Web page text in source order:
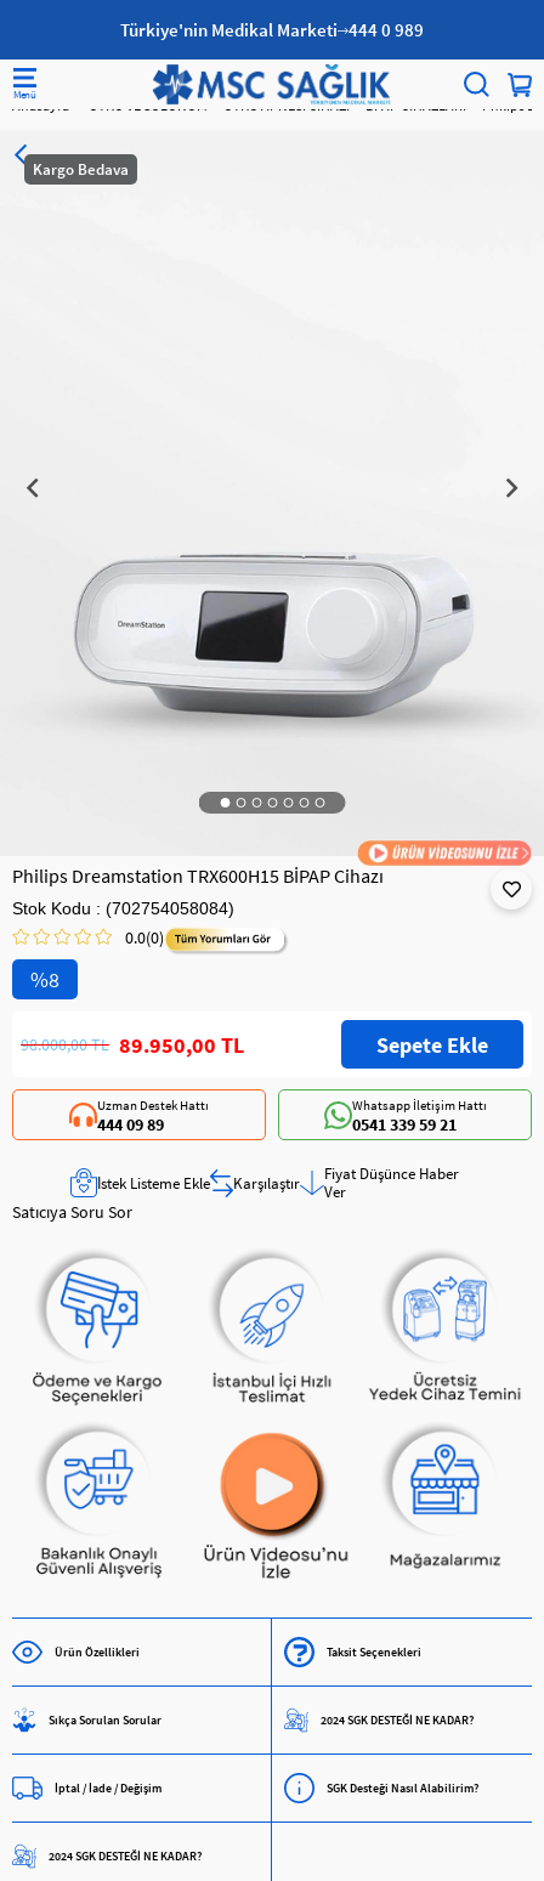
Türkiye'nin Medikal Marketi 444 0 989
Anasayfa UYKU VE SOLUNUM UYKU APNESİ CİHAZI BPAP CİHAZLARI Philips
Kargo Bedava
Philips Dreamstation TRX600H15 BİPAP Cihazı
Stok Kodu (702754058084)
0.0(0)
8
98.000,00 TL 89.950,00 TL
Whatsapp İletişim Hattı
0541 339 59 21
Uzman Destek Hattı
444 09 89
İstek Listeme Ekle Karşılaştır
Fiyat Düşünce Haber
Ver
Satıcıya Soru Sor
Ürün Özellikleri Taksit Seçenekleri
Sıkça Sorulan Sorular 2024 SGK DESTEĞİ NE KADAR?
İptal / İade / Değişim SGK Desteği Nasıl Alabilirim?
2024 SGK DESTEĞİ NE KADAR?